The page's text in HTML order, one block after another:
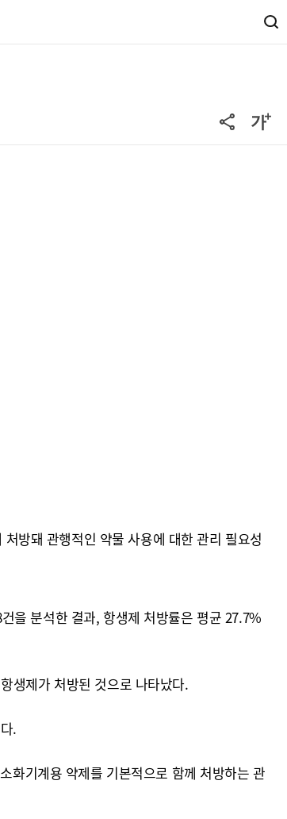
방돼 관행적인 약물 사용에 대한 관리 필요성
을 분석한 결과, 항생제 처방률은 평균 27.7%
생제가 처방된 것으로 나타났다.
.
화기계용 약제를 기본적으로 함께 처방하는 관